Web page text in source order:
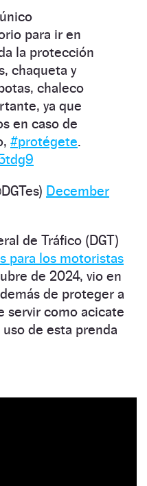
para ir en
la protección
chaqueta y
chaleco
ya que
en caso de
#protégete.
December
de Tráfico (DGT)
para los motoristas
de 2024, vio en
de proteger a
servir como acicate
de esta prenda